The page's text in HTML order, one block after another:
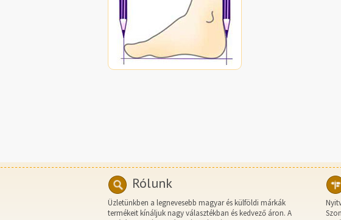
Rólunk
Üzletünkben a legnevesebb magyar és külföldi márkák
termékeit kínáljuk nagy választékban és kedvező áron. A